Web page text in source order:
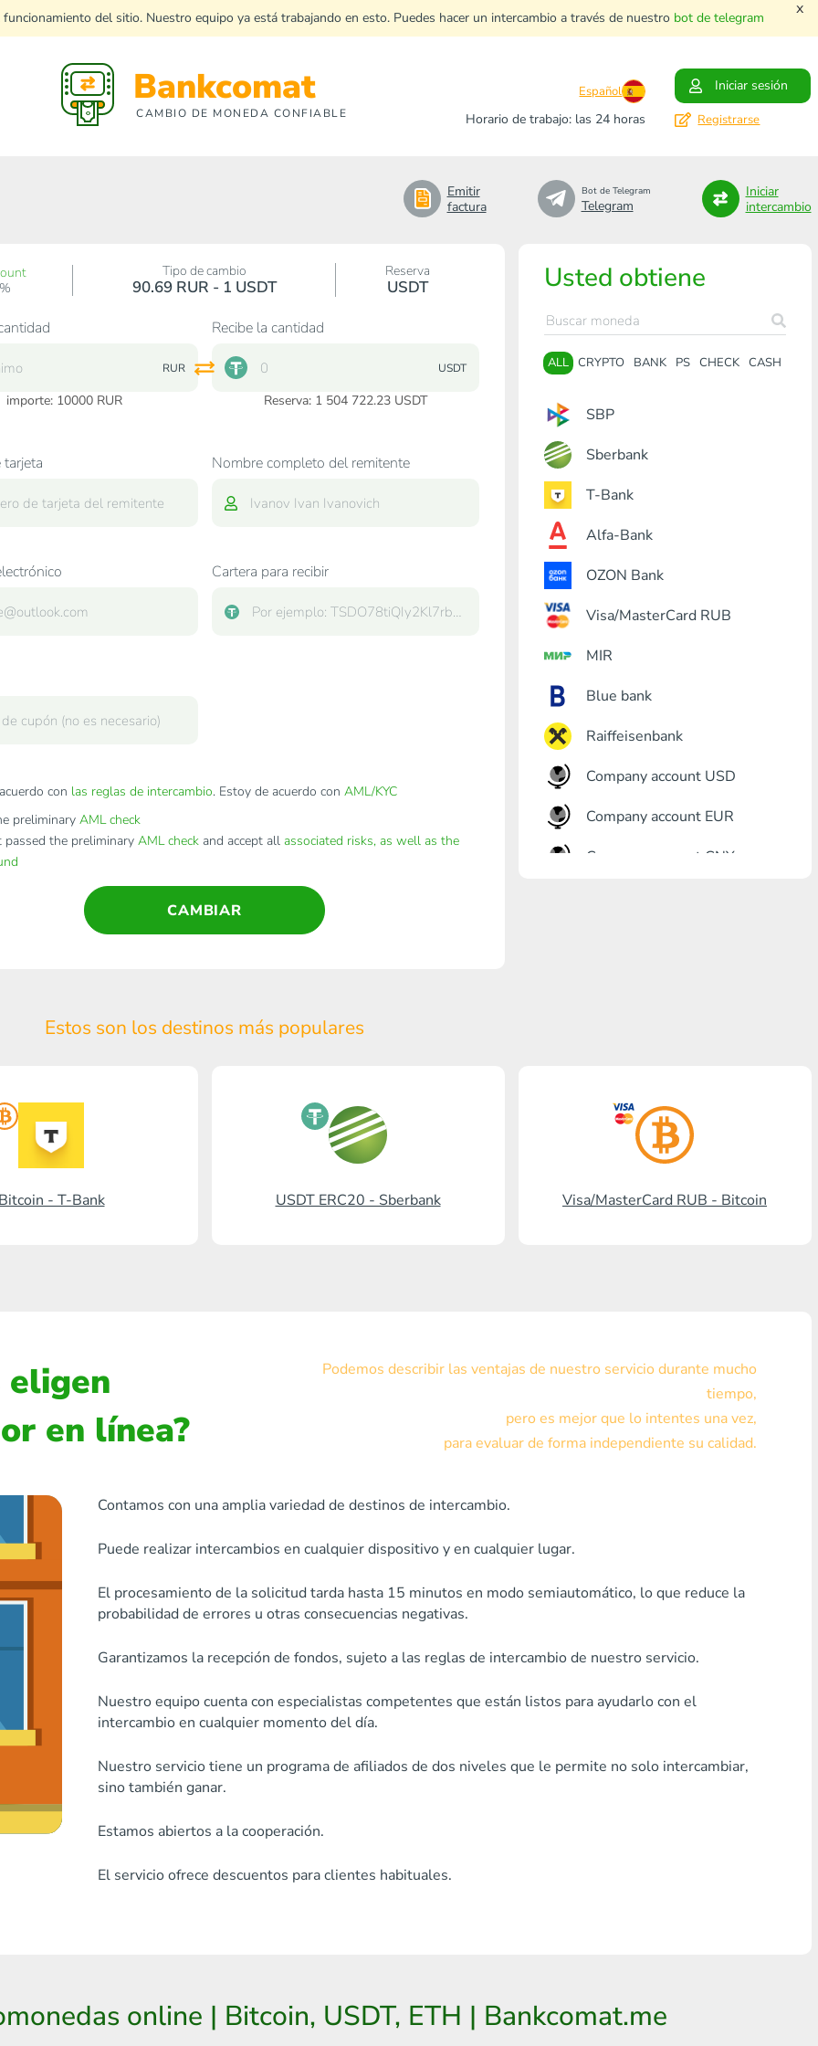
del sitio. Nuestro equipo ya está trabajando en esto. Puedes hacer un intercambio a través de nuestro bot de telegram x
Bankcomat
CAMBIO DE MONEDA CONFIABLE
Español
Iniciar sesión
Horario de trabajo: las 24 horas
Registrarse
Emitir
factura
Bot de Telegram
Telegram
Iniciar
intercambio
Usted obtiene
ALL CRYPTO BANK PS CHECK CASH
SBP
Sberbank
T-Bank
Alfa-Bank
OZON Bank
Visa/MasterCard RUB
MIR
Blue bank
Raiffeisenbank
Company account USD
Company account EUR
Company account CNY
Banco RusAg
Visa/MasterCard KGS
Home Credit Bank
Cualquier banco MDL
Cualquier banco THB
Visa/MasterCard MDL
Dash
Tipo de cambio
90.69 RUR - 1 USDT
Reserva
USDT
RUR
importe: 10000RUR
Recibe la cantidad
USDT
Reserva: 1 504 722.23 USDT
Nombre completo del remitente
Cartera para recibir
con las reglas de intercambio. Estoy de acuerdo con AML/KYC
preliminary AML check
the preliminary AML checkand accept all associated risks, as well as the
CAMBIAR
Estos son los destinos más populares
Bitcoin - T-Bank USDT ERC20 - Sberbank Visa/MasterCard RUB - Bitcoin
eligen
en línea?
Podemos describir las ventajas de nuestro servicio durante mucho
tiempo,
pero es mejor que lo intentes una vez,
para evaluar de forma independiente su calidad.
Contamos con una amplia variedad de destinos de intercambio.
Puede realizar intercambios en cualquier dispositivo y en cualquier lugar.
El procesamiento de la solicitud tarda hasta 15 minutos en modo semiautomático, lo que reduce la
probabilidad de errores u otras consecuencias negativas.
Garantizamos la recepción de fondos, sujeto a las reglas de intercambio de nuestro servicio.
Nuestro equipo cuenta con especialistas competentes que están listos para ayudarlo con el
intercambio en cualquier momento del día.
Nuestro servicio tiene un programa de afiliados de dos niveles que le permite no solo intercambiar,
sino también ganar.
Estamos abiertos a la cooperación.
El servicio ofrece descuentos para clientes habituales.
online | Bitcoin, USDT, ETH | Bankcomat.me